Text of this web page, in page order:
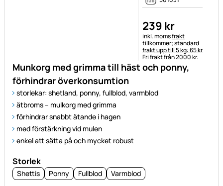
Munkorg med grimma till häst och ponny,
förhindrar överkonsumtion
storlekar: shetland, ponny, fullblod, varmblod
ätbroms – mulkorg med grimma
förhindrar snabbt ätande i hagen
med förstärkning vid mulen
enkel att sätta på och mycket robust
Storlek
Shettis Ponny Fullblod Varmblod
239 kr
Skatteinformation:
inkl. momsfrakt
tillkommer; standard
frakt upp till 5 kg: 65 kr
Fri frakt från 2000 kr.